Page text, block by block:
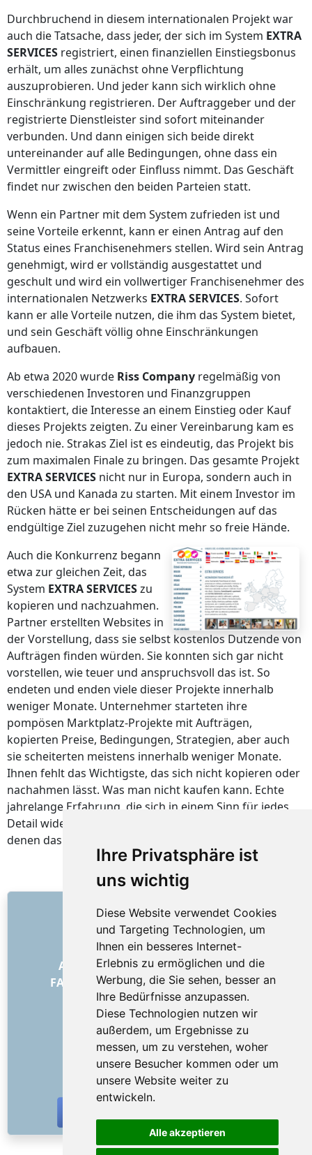
Ihre Privatsphäre ist
uns wichtig
Diese Website verwendet Cookies
und Targeting Technologien, um
Ihnen ein besseres Internet-
Erlebnis zu ermöglichen und die
Werbung, die Sie sehen, besser an
Ihre Bedürfnisse anzupassen.
Diese Technologien nutzen wir
außerdem, um Ergebnisse zu
messen, um zu verstehen, woher
unsere Besucher kommen oder um
unsere Website weiter zu
entwickeln.
Alle akzeptieren
Durchbruchend in diesem internationalen Projekt war
auch die Tatsache, dass jeder, der sich im System EXTRA
SERVICES registriert, einen finanziellen Einstiegsbonus
erhält, um alles zunächst ohne Verpflichtung
auszuprobieren. Und jeder kann sich wirklich ohne
Einschränkung registrieren. Der Auftraggeber und der
registrierte Dienstleister sind sofort miteinander
verbunden. Und dann einigen sich beide direkt
untereinander auf alle Bedingungen, ohne dass ein
Vermittler eingreift oder Einfluss nimmt. Das Geschäft
findet nur zwischen den beiden Parteien statt.
Wenn ein Partner mit dem System zufrieden ist und
seine Vorteile erkennt, kann er einen Antrag auf den
Status eines Franchisenehmers stellen. Wird sein Antrag
genehmigt, wird er vollständig ausgestattet und
geschult und wird ein vollwertiger Franchisenehmer des
internationalen Netzwerks EXTRA SERVICES. Sofort
kann er alle Vorteile nutzen, die ihm das System bietet,
und sein Geschäft völlig ohne Einschränkungen
aufbauen.
Ab etwa 2020 wurde Riss Company regelmäßig von
verschiedenen Investoren und Finanzgruppen
kontaktiert, die Interesse an einem Einstieg oder Kauf
dieses Projekts zeigten. Zu einer Vereinbarung kam es
jedoch nie. Strakas Ziel ist es eindeutig, das Projekt bis
zum maximalen Finale zu bringen. Das gesamte Projekt
EXTRA SERVICES nicht nur in Europa, sondern auch in
den USA und Kanada zu starten. Mit einem Investor im
Rücken hätte er bei seinen Entscheidungen auf das
endgültige Ziel zuzugehen nicht mehr so freie Hände.
Auch die Konkurrenz begann
etwa zur gleichen Zeit, das
System EXTRA SERVICESzu
kopieren und nachzuahmen.
Partner erstellten Websites in
der Vorstellung, dass sie selbst kostenlos Dutzende von
Aufträgen finden würden. Sie konnten sich gar nicht
vorstellen, wie teuer und anspruchsvoll das ist. So
endeten und enden viele dieser Projekte innerhalb
weniger Monate. Unternehmer starteten ihre
pompösen Marktplatz-Projekte mit Aufträgen,
kopierten Preise, Bedingungen, Strategien, aber auch
sie scheiterten meistens innerhalb weniger Monate.
Ihnen fehlt das Wichtigste, das sich nicht kopieren oder
nachahmen lässt. Was man nicht kaufen kann. Echte
jahrelange Erfahrung, die sich in einem Sinn für jedes
Detail widerspiegelt. Für Tausende von Details, aus
denen das gesamte System
LINKS
Über uns
Wie alles begann
Allgemeine Geschäftsbedingungen
FAQ – für Besteller FAQ – für Anbieter
Werbung und Marketing
Blog
Impressum
Kontakt
SOZIALE NETZWERKE